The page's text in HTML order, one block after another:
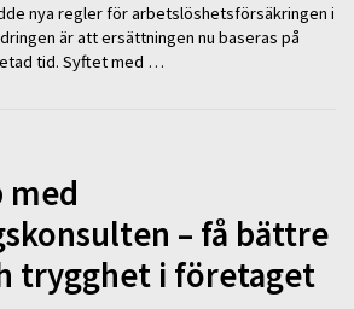
nya regler för arbetslöshetsförsäkringen i
är att ersättningen nu baseras på
tid. Syftet med …
med
– få bättre
trygghet i företaget